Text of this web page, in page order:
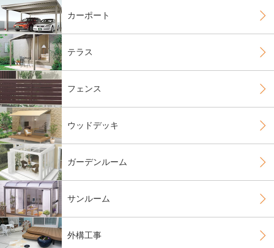
カーポート
テラス
フェンス
ウッドデッキ
ガーデンルーム
サンルーム
外構工事